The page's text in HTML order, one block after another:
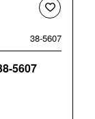
38-5607
ΜΑΥΡΟ 38-5607